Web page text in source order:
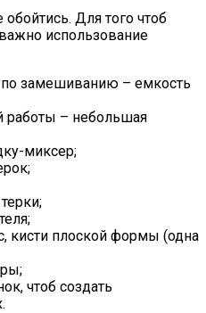
Для того чтоб
использование
по замешиванию – емкость
работы – небольшая
миксер;
кисти плоской формы (одна
чтоб создать